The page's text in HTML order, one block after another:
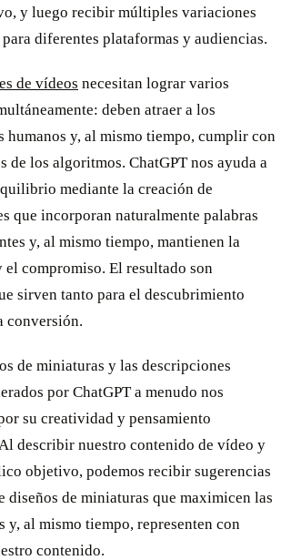
y luego recibir múltiples variaciones
diferentes plataformas y audiencias.
de vídeos necesitan lograr varios
deben atraer a los
humanos y, al mismo tiempo, cumplir con
de los algoritmos. ChatGPT nos ayuda a
mediante la creación de
que incorporan naturalmente palabras
y, al mismo tiempo, mantienen la
compromiso. El resultado son
sirven tanto para el descubrimiento
conversión.
de miniaturas y las descripciones
por ChatGPT a menudo nos
su creatividad y pensamiento
describir nuestro contenido de vídeo y
objetivo, podemos recibir sugerencias
diseños de miniaturas que maximicen las
y, al mismo tiempo, representen con
contenido.